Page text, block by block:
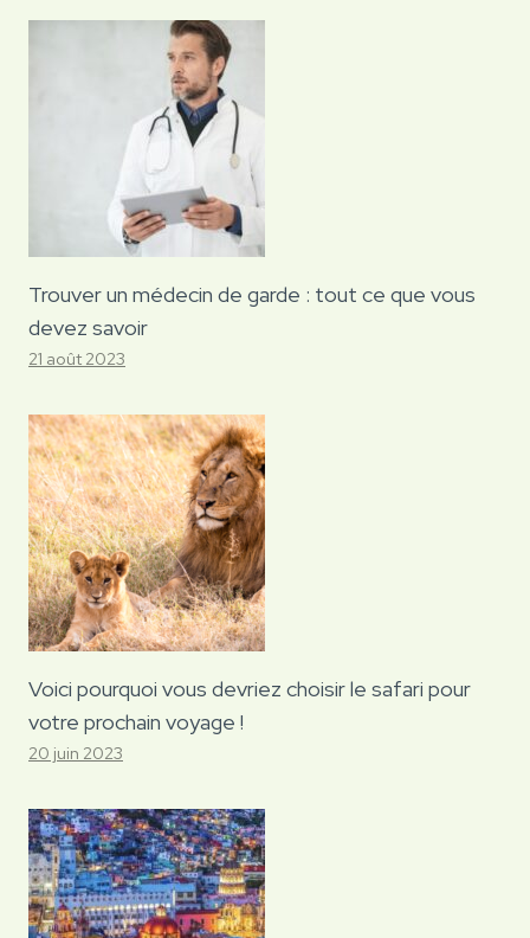
Trouver un médecin de garde : tout ce que vous
devez savoir
21 août 2023
Voici pourquoi vous devriez choisir le safari pour
votre prochain voyage !
20 juin 2023